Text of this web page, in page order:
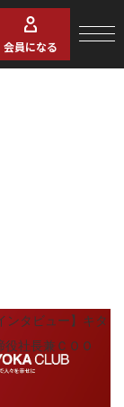
会員になる